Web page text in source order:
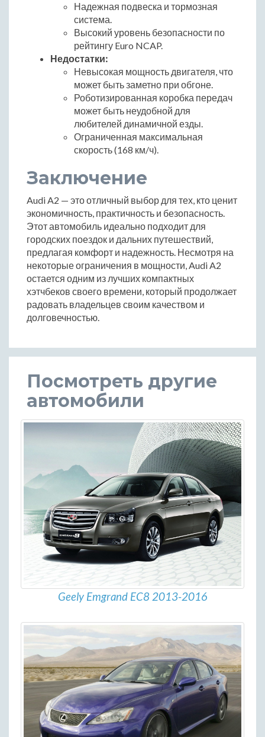
Надежная подвеска и тормозная
система.
Высокий уровень безопасности по
рейтингу Euro NCAP.
Недостатки:
Невысокая мощность двигателя, что
может быть заметно при обгоне.
Роботизированная коробка передач
может быть неудобной для
любителей динамичной езды.
Ограниченная максимальная
скорость (168 км/ч).
Заключение
Audi A2 — это отличный выбор для тех, кто ценит
экономичность, практичность и безопасность.
Этот автомобиль идеально подходит для
городских поездок и дальних путешествий,
предлагая комфорт и надежность. Несмотря на
некоторые ограничения в мощности, Audi A2
остается одним из лучших компактных
хэтчбеков своего времени, который продолжает
радовать владельцев своим качеством и
долговечностью.
Посмотреть другие
автомобили
Geely Emgrand EC8 2013-2016